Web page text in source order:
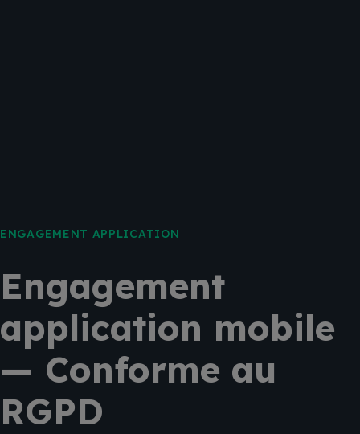
ENGAGEMENT APPLICATION
Engagement
application mobile
— Conforme au
RGPD